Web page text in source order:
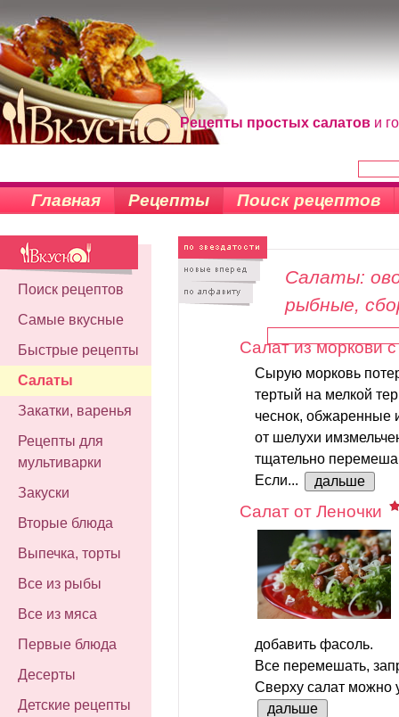
Рецепты простых салатов и
Главная Рецепты Поиск рецептов
Поиск рецептов
Самые вкусные
Быстрые рецепты
Салаты
Закатки, варенья
Рецепты для
мультиварки
Закуски
Вторые блюда
Выпечка, торты
Все из рыбы
Все из мяса
Первые блюда
Десерты
Детские рецепты
Салаты:
рыбные,
Салат из моркови
Сырую морковь
тертый на мелкой
чеснок, обжаренные
от шелухи
тщательно
Если...
дальше
Салат от Леночки
добавить фасоль.
Все перемешать,
Сверху салат можно
дальше